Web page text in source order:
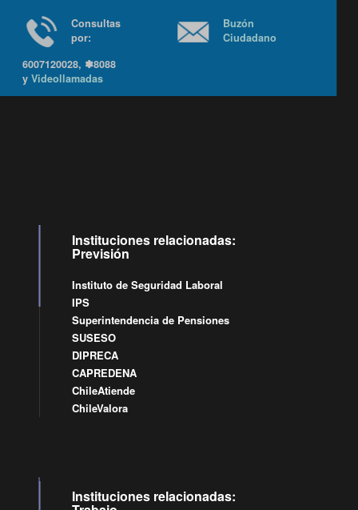
Consultas
por:
6007120028, ✽8088
yVideollamadas
Buzón
Ciudadano
Instituciones relacionadas:
Previsión
Instituto de Seguridad Laboral
IPS
Superintendencia de Pensiones
SUSESO
DIPRECA
CAPREDENA
ChileAtiende
ChileValora
Instituciones relacionadas: